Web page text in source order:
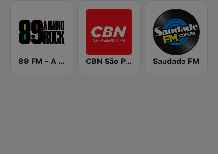
89 FM - A Rádio Rock CBN São Paulo Saudade FM